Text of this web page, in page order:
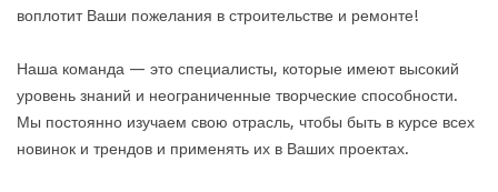
воплотит Ваши пожелания в строительстве и ремонте!
Наша команда — это специалисты, которые имеют высокий
уровень знаний и неограниченные творческие способности.
Мы постоянно изучаем свою отрасль, чтобы быть в курсе всех
новинок и трендов и применять их в Ваших проектах.